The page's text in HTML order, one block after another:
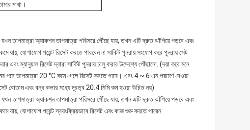
মাথা।
যখন তাপমাত্রা অ্যাকশন তাপমাত্রা পরিসরে পৌঁছে যায়, তখন এটি দ্রুত ঝাঁপিয়ে পড়বে এবং
যায়, যোগাযোগ পয়েন্ট রিসেট করতে পারবেন না সার্কিট পুনরায় সংযোগ করে পুনরায় সেট
এবং ম্যানুয়াল রিসেট দ্বারা সার্কিট পুনরায় চালু করার উদ্দেশ্যে পৌঁছানো. (দয়া করে মনে
পরে তাপমাত্রা 20 °C কমে গেলে রিসেট করতে পারে। এবং 4 ~ 6 এন পরামর্শ দেওয়া
বোতাম এবং বন্ধ কভার মধ্যে দূরত্ব 20.4 মিমি কম হওয়া উচিত নয়)
যখন তাপমাত্রা অ্যাকশন তাপমাত্রা পরিসরে পৌঁছে যায়, তখন এটি দ্রুত ঝাঁপিয়ে পড়বে এবং
যায়, যোগাযোগ পয়েন্ট স্বয়ংক্রিয়ভাবে রিসেট এবং কাজ শুরু করতে পারেন.